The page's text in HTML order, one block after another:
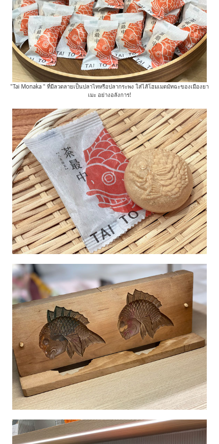
"Tai Monaka " ที่มีลวดลายเป็นปลาไทหรือปลากระพง ใส่ไส้โฮมเมดมัทฉะของเมืองยา
เมะ อย่างอลังการ!